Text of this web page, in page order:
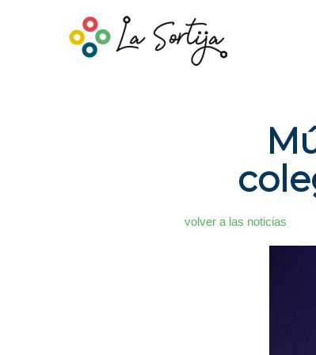
volver a las noticias